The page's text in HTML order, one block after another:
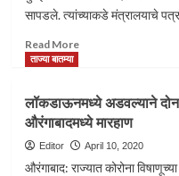
सापडले. त्यांच्याकडे मंत्रालयाचे
Read MoreRead
लॉकडाऊनमध्ये
महाबळेश्वरला?
थेट
गृह
ताज्या बातम्या
लॉकडाऊनमध्ये अडवल्याने दोन
औरंगाबादमध्ये मारहाण
Editor April 10, 2020
औरंगाबाद: राज्यात कोरोना